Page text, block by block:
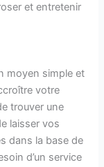
et entretenir
moyen simple et
votre
trouver une
laisser vos
dans la base de
d’un service